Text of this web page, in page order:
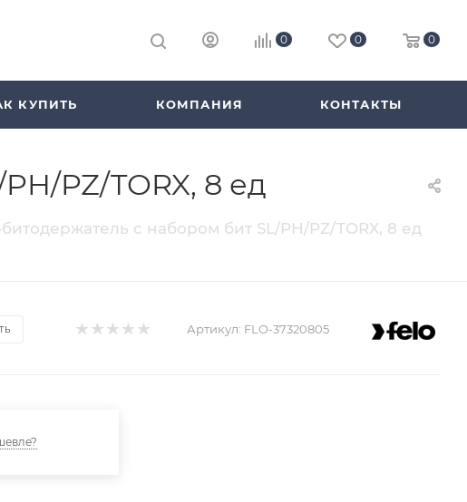
0 0 0
КУПИТЬ КОМПАНИЯ КОНТАКТЫ
PZ/TORX, 8 ед
с набором бит SL/PH/PZ/TORX, 8 ед
Артикул: FLO-37320805